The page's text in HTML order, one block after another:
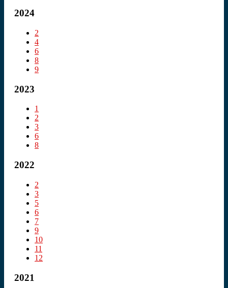
2024
2
4
6
8
9
2023
1
2
3
6
8
2022
2
3
5
6
7
9
10
11
12
2021